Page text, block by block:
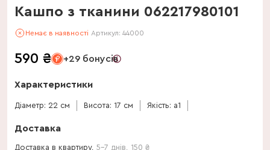
Кашпо з тканини 062217980101
Немає в наявності Артикул: 44000
590 ₴ +29 бонусів
Характеристики
Діаметр: 22 см Висота: 17 см Якість: a1
Доставка
Доставка в квартиру, 5-7 днів 150 ₴